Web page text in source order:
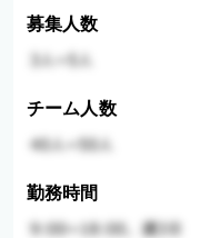
募集人数
チーム人数
勤務時間